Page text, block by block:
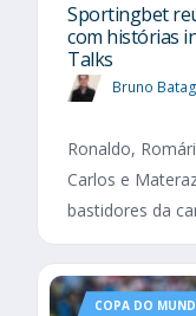
Sportingbet
com histórias
Talks
Bruno
Ronaldo,
Carlos e
bastidores da
COPA DO